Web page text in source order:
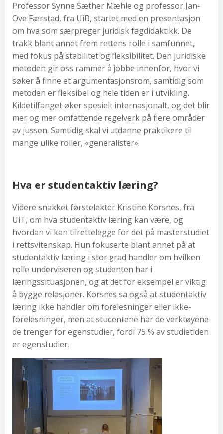
Professor Synne Sæther Mæhle og professor Jan-
Ove Færstad, fra UiB, startet med en presentasjon
om hva som særpreger juridisk fagdidaktikk. De
trakk blant annet frem rettens rolle i samfunnet,
med fokus på stabilitet og fleksibilitet. Den juridiske
metoden gir oss rammer å jobbe innenfor, hvor vi
søker å finne et argumentasjonsrom, samtidig som
metoden er fleksibel og hele tiden er i utvikling.
Kildetilfanget øker spesielt internasjonalt, og det blir
mer og mer omfattende regelverk på flere områder
av jussen. Samtidig skal vi utdanne praktikere til
mange ulike roller, «generalister».
Hva er studentaktiv læring?
Videre snakket førstelektor Kristine Korsnes, fra
UiT, om hva studentaktiv læring kan være, og
hvordan vi kan tilrettelegge for det på masterstudiet
i rettsvitenskap. Hun fokuserte blant annet på at
studentaktiv læring i stor grad handler om hvilken
rolle underviseren og studenten har i
læringssituasjonen, og at det for eksempel er viktig
å bygge relasjoner. Korsnes sa også at studentaktiv
læring ikke handler om forelesninger eller ikke-
forelesninger, men at studentene har de verktøyene
de trenger for egenstudier, fordi 75 % av studietiden
er egenstudier.